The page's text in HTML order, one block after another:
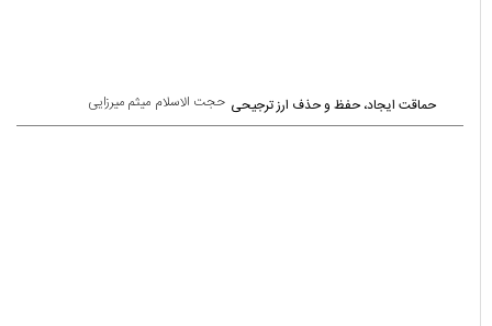
حجت الاسلام میثم میرزایی حماقت ایجاد، حفظ و حذف ارز ترجیحی